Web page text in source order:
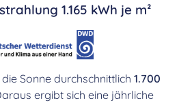
1.165 kWh je m²
Sonne durchschnittlich 1.700
ergibt sich eine jährliche